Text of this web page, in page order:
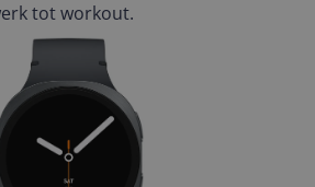
tot workout.